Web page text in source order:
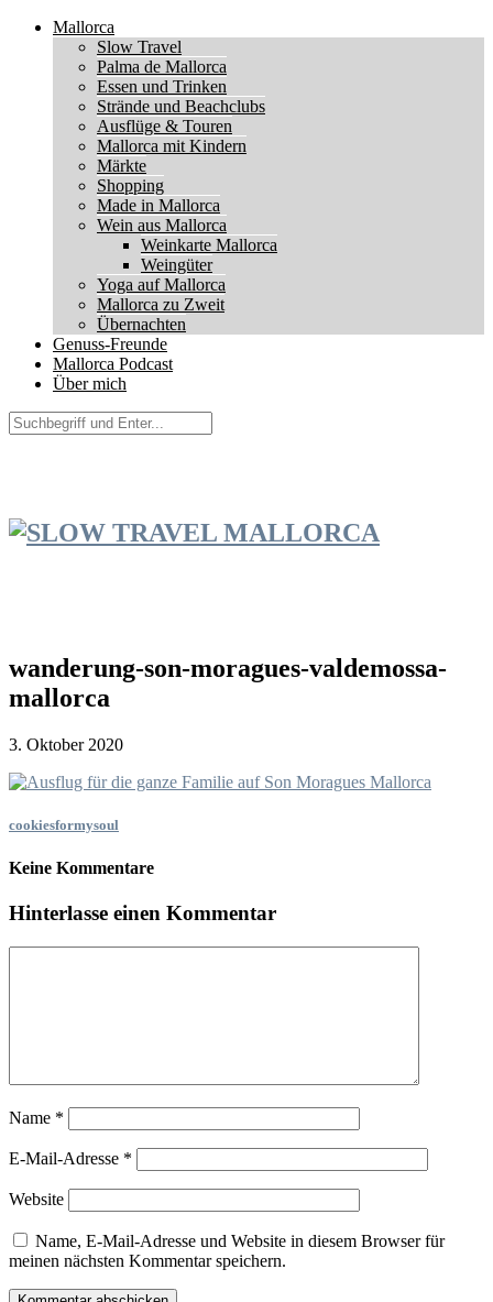
Mallorca
Slow Travel
Palma de Mallorca
Essen und Trinken
Strände und Beachclubs
Ausflüge & Touren
Mallorca mit Kindern
Märkte
Shopping
Made in Mallorca
Wein aus Mallorca
Weinkarte Mallorca
Weingüter
Yoga auf Mallorca
Mallorca zu Zweit
Übernachten
Genuss-Freunde
Mallorca Podcast
Über mich
wanderung-son-moragues-valdemossa-
mallorca
3. Oktober 2020
cookiesformysoul
Keine Kommentare
Hinterlasse einen Kommentar
Name *
E-Mail-Adresse *
Website
Name, E-Mail-Adresse und Website in diesem Browser für
meinen nächsten Kommentar speichern.